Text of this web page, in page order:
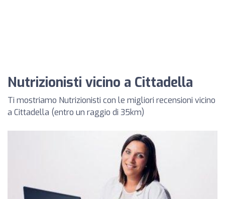
Nutrizionisti vicino a Cittadella
Ti mostriamo Nutrizionisti con le migliori recensioni vicino
a Cittadella (entro un raggio di 35km)